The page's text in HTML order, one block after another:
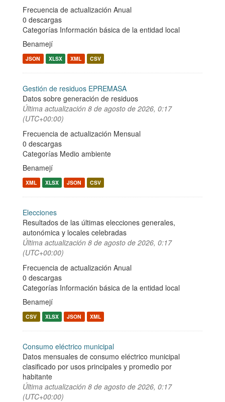
Frecuencia de actualización Anual
0 descargas
Categorías Información básica de la entidad local
Benamejí
JSON XLSX XML CSV
Gestión de residuos EPREMASA
Datos sobre generación de residuos
Última actualización 8 de agosto de 2026, 0:17
(UTC+00:00)
Frecuencia de actualización Mensual
0 descargas
Categorías Medio ambiente
Benamejí
XML XLSX JSON CSV
Elecciones
Resultados de las últimas elecciones generales,
autonómica y locales celebradas
Última actualización 8 de agosto de 2026, 0:17
(UTC+00:00)
Frecuencia de actualización Anual
0 descargas
Categorías Información básica de la entidad local
Benamejí
CSV XLSX JSON XML
Consumo eléctrico municipal
Datos mensuales de consumo eléctrico municipal
clasificado por usos principales y promedio por
habitante
Última actualización 8 de agosto de 2026, 0:17
(UTC+00:00)